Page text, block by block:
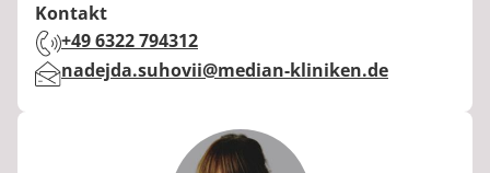
Kontakt
Telefon:
+49 6322 794312
E-Mail:nadejda.suhovii@median-kliniken.de